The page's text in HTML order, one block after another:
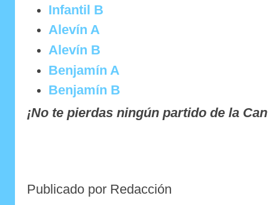
Infantil B
Alevín A
Alevín B
Benjamín A
Benjamín B
¡No te pierdas ningún partido de la
Publicado por Redacción